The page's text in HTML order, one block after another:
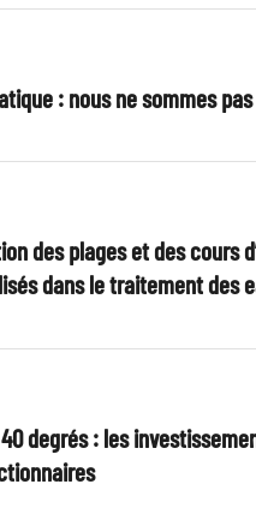
: nous ne sommes pas
des plages et des cours
dans le traitement des
40 degrés : les